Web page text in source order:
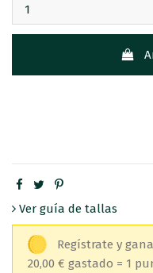
Ver guía de tallas
Regístrate y
20,00 € gastado = 1